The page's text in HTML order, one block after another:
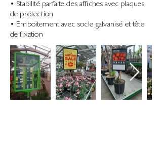
• Stabilité parfaite des affiches avec plaques
de protection
• Emboitement avec socle galvanisé et tête
de fixation